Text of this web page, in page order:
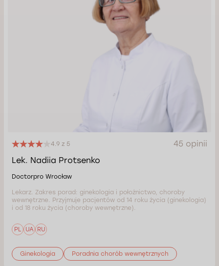
4.9 z 5
45 opinii
Lek. Nadiia Protsenko
Doctorpro Wrocław
Lekarz. Zakres porad: ginekologia i położnictwo, choroby
wewnętrzne. Przyjmuje pacjentów od 14 roku życia (ginekologia)
i od 18 roku życia (choroby wewnętrzne).
PL UA RU
Ginekologia Poradnia chorób wewnętrznych